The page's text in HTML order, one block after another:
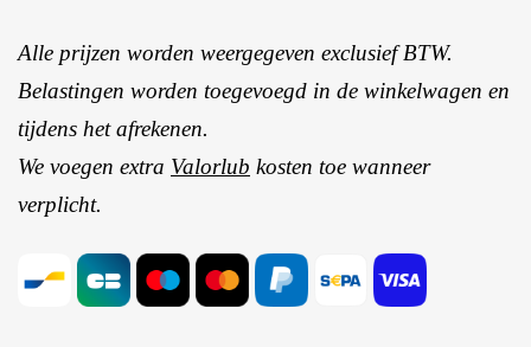
Alle prijzen worden weergegeven exclusief BTW.
Belastingen worden toegevoegd in de winkelwagen en
tijdens het afrekenen.
We voegen extra Valorlub kosten toe wanneer
verplicht.